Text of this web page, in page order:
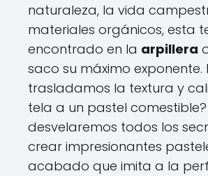
naturaleza, la vida
materiales orgánicos, esta
encontrado en la arpillera
saco su máximo exponente.
trasladamos la textura y
tela a un pastel
desvelaremos todos los
crear impresionantes
acabado que imita a la